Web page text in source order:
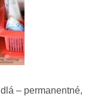
– permanentné,